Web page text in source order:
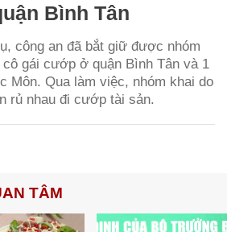
Bình Tân
công an đã bắt giữ được nhóm
gái cướp ở quận Bình Tân và 1
Môn. Qua làm việc, nhóm khai do
rủ nhau đi cướp tài sản.
TÂM